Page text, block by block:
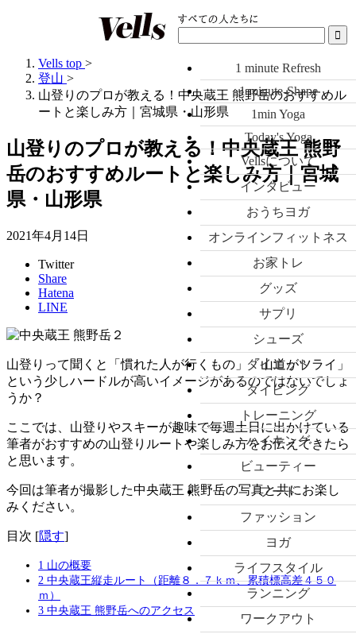
1 minute Refresh
1 minute-Shape
1min Yoga
Today's Yoga
Vellsについて
インタビュー
おうちヨガ
オンラインフィットネス
お家トレ
グッズ
サプリ
シューズ
ダイエット
ダイビング
トレーニング
ハイキング
ビューティー
フード
ファッション
ヨガ
ライフスタイル
ランニング
ワークアウト
Vells top >
登山 >
山登りのプロが教える！中央蔵王 熊野岳のおすすめル
ートと楽しみ方｜宮城県・山形県
山登りのプロが教える！中央蔵王 熊野
岳のおすすめルートと楽しみ方｜宮城
県・山形県
2021年4月14日
Twitter
Share
Hatena
LINE
山登りって聞くと「慣れた人が行くもの」「山道がツライ」
という少しハードルが高いイメージがあるのではないでしょ
うか？
ここでは、山登りやスキーが趣味で毎週土日に出かけている
筆者がおすすめの山登りルートや楽しみ方をお伝えできたら
と思います。
今回は筆者が撮影した中央蔵王 熊野岳の写真と共にお楽し
みください。
目次 [隠す]
1 山の概要
2 中央蔵王縦走ルート（距離８．７ｋｍ、累積標高差４５０
ｍ）
3 中央蔵王 熊野岳へのアクセス